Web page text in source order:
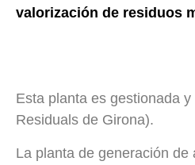
valorización de residuos
Esta planta es gestionada
Residuals de Girona).
La planta de generación